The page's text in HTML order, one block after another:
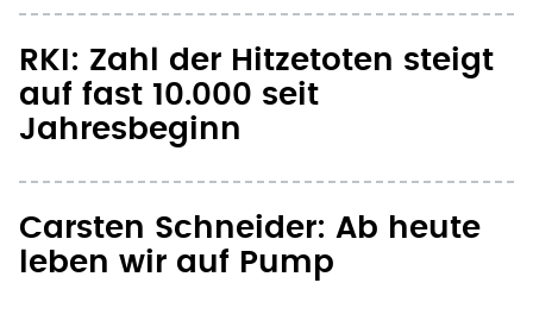
RKI: Zahl der Hitzetoten steigt
auf fast 10.000 seit
Jahresbeginn
Carsten Schneider: Ab heute
leben wir auf Pump